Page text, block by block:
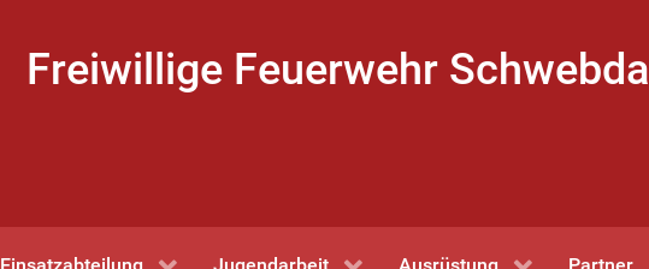
Freiwillige Feuerwehr Schwebda